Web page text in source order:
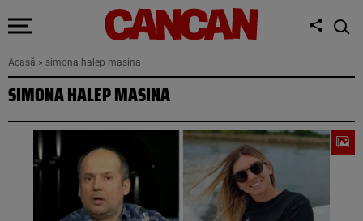
Acasă » simona halep masina
SIMONA HALEP MASINA